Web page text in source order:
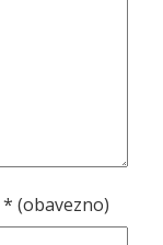
* (obavezno)